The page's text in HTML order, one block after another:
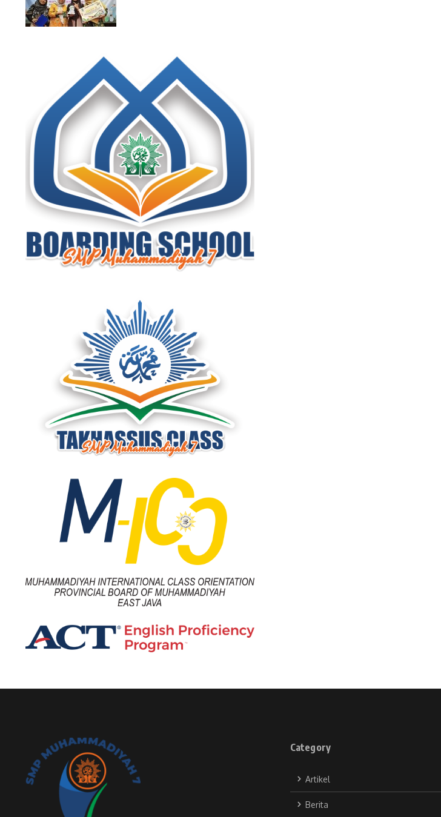
Category
Artikel
Berita